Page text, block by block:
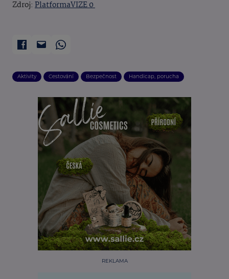
Zdroj: PlatformaVIZE 0
Aktivity Cestování Bezpečnost Handicap, porucha
REKLAMA